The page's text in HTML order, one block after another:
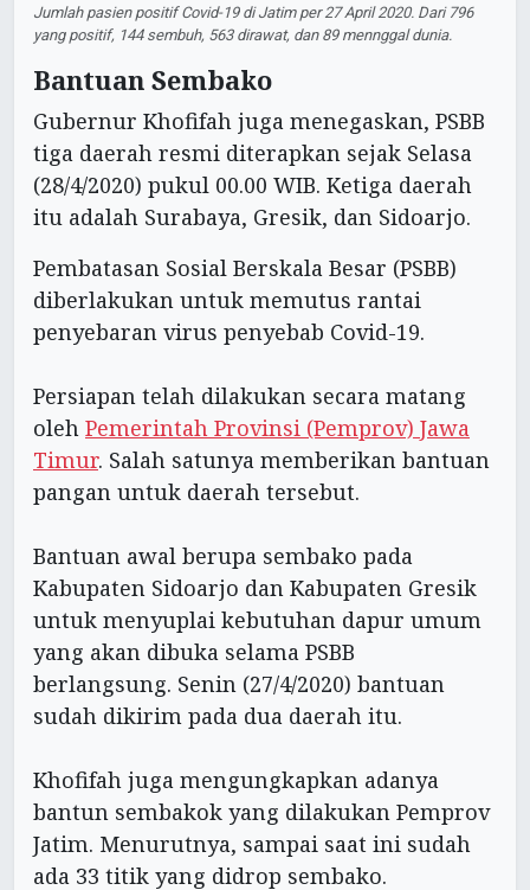
Jumlah pasien positif Covid-19 di Jatim per 27 April 2020. Dari 796
yang positif, 144 sembuh, 563 dirawat, dan 89 mennggal dunia.
Bantuan Sembako
Gubernur Khofifah juga menegaskan, PSBB
tiga daerah resmi diterapkan sejak Selasa
(28/4/2020) pukul 00.00 WIB. Ketiga daerah
itu adalah Surabaya, Gresik, dan Sidoarjo.
Pembatasan Sosial Berskala Besar (PSBB)
diberlakukan untuk memutus rantai
penyebaran virus penyebab Covid-19.
Persiapan telah dilakukan secara matang
oleh Pemerintah Provinsi (Pemprov) Jawa
Timur. Salah satunya memberikan bantuan
pangan untuk daerah tersebut.
Bantuan awal berupa sembako pada
Kabupaten Sidoarjo dan Kabupaten Gresik
untuk menyuplai kebutuhan dapur umum
yang akan dibuka selama PSBB
berlangsung. Senin (27/4/2020) bantuan
sudah dikirim pada dua daerah itu.
Khofifah juga mengungkapkan adanya
bantun sembakok yang dilakukan Pemprov
Jatim. Menurutnya, sampai saat ini sudah
ada 33 titik yang didrop sembako.